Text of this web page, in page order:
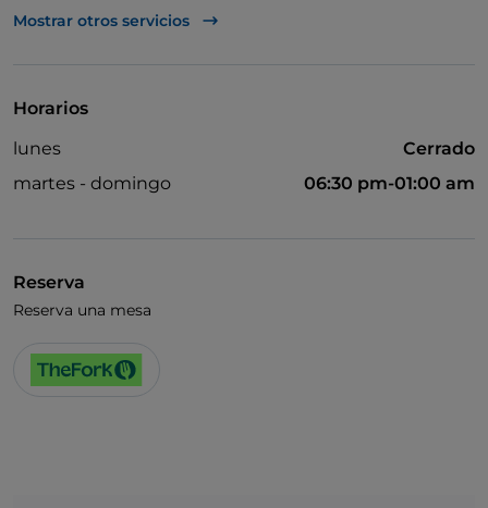
Se habla inglés
Mostrar otros servicios
Horarios
lunes
Cerrado
martes - domingo
06:30 pm-01:00 am
Reserva
Reserva una mesa